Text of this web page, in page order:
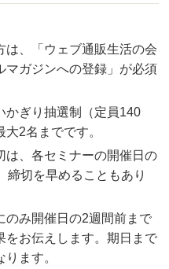
は、「ウェブ通販生活の会
マガジンへの登録」が必須
かぎり抽選制（定員140
2名までです。
は、各セミナーの開催日の
締切を早めることもあり
のみ開催日の2週間前まで
をお伝えします。期日まで
ます。